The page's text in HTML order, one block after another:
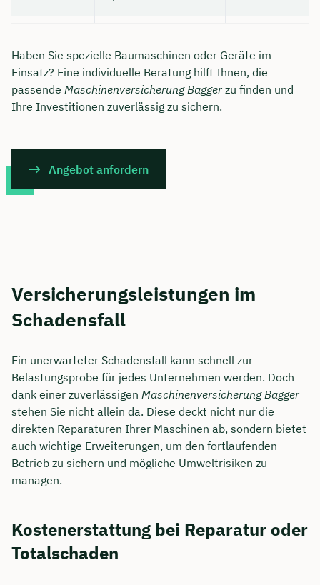
Haben Sie spezielle Baumaschinen oder Geräte im
Einsatz? Eine individuelle Beratung hilft Ihnen, die
passende Maschinenversicherung Bagger zu finden und
Ihre Investitionen zuverlässig zu sichern.
Angebot anfordern
Versicherungsleistungen im
Schadensfall
Ein unerwarteter Schadensfall kann schnell zur
Belastungsprobe für jedes Unternehmen werden. Doch
dank einer zuverlässigen Maschinenversicherung Bagger
stehen Sie nicht allein da. Diese deckt nicht nur die
direkten Reparaturen Ihrer Maschinen ab, sondern bietet
auch wichtige Erweiterungen, um den fortlaufenden
Betrieb zu sichern und mögliche Umweltrisiken zu
managen.
Kostenerstattung bei Reparatur oder
Totalschaden